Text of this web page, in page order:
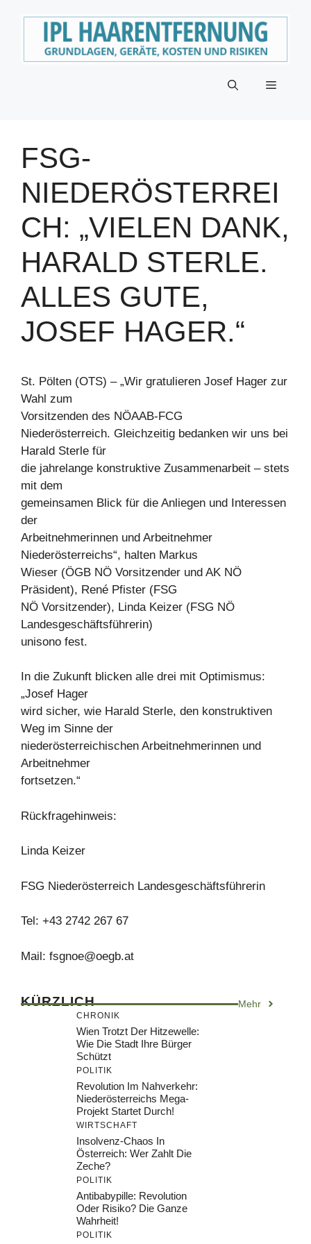
Menü
FSG-
NIEDERÖSTERREI
CH: „VIELEN DANK,
HARALD STERLE.
ALLES GUTE,
JOSEF HAGER.“
St. Pölten (OTS) – „Wir gratulieren Josef Hager zur
Wahl zum
Vorsitzenden des NÖAAB-FCG
Niederösterreich. Gleichzeitig bedanken wir uns bei
Harald Sterle für
die jahrelange konstruktive Zusammenarbeit – stets
mit dem
gemeinsamen Blick für die Anliegen und Interessen
der
Arbeitnehmerinnen und Arbeitnehmer
Niederösterreichs“, halten Markus
Wieser (ÖGB NÖ Vorsitzender und AK NÖ
Präsident), René Pfister (FSG
NÖ Vorsitzender), Linda Keizer (FSG NÖ
Landesgeschäftsführerin)
unisono fest.
In die Zukunft blicken alle drei mit Optimismus:
„Josef Hager
wird sicher, wie Harald Sterle, den konstruktiven
Weg im Sinne der
niederösterreichischen Arbeitnehmerinnen und
Arbeitnehmer
fortsetzen.“
Rückfragehinweis:
Linda Keizer
FSG Niederösterreich Landesgeschäftsführerin
Tel: +43 2742 267 67
Mail: fsgnoe@oegb.at
KÜRZLICH Mehr
CHRONIK
Wien Trotzt Der Hitzewelle:
Wie Die Stadt Ihre Bürger
Schützt
POLITIK
Revolution Im Nahverkehr:
Niederösterreichs Mega-
Projekt Startet Durch!
WIRTSCHAFT
Insolvenz-Chaos In
Österreich: Wer Zahlt Die
Zeche?
POLITIK
Antibabypille: Revolution
Oder Risiko? Die Ganze
Wahrheit!
POLITIK